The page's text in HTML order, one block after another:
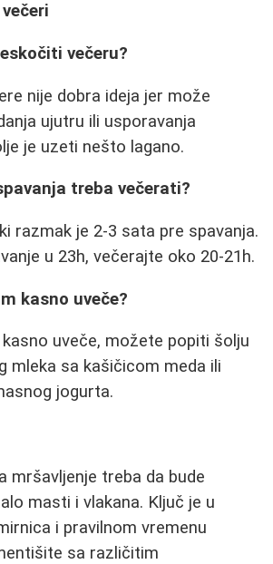
večeru?
nije dobra ideja jer može
ujutru ili usporavanja
je uzeti nešto lagano.
treba večerati?
razmak je 2-3 sata pre spavanja.
u 23h, večerajte oko 20-21h.
kasno uveče?
uveče, možete popiti šolju
mleka sa kašičicom meda ili
jogurta.
mršavljenje treba da bude
masti i vlakana. Ključ je u
i pravilnom vremenu
sa različitim